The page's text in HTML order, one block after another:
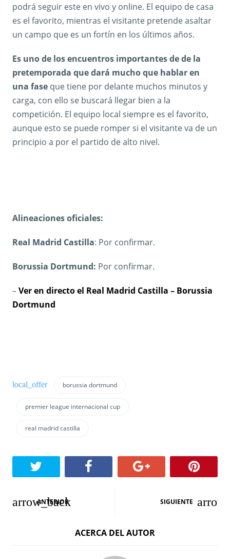
podrá seguir este en vivo y online. El equipo de casa
es el favorito, mientras el visitante pretende asaltar
un campo que es un fortín en los últimos años.
Es uno de los encuentros importantes de de la
pretemporada que dará mucho que hablar en
una fase que tiene por delante muchos minutos y
carga, con ello se buscará llegar bien a la
competición. El equipo local siempre es el favorito,
aunque esto se puede romper si el visitante va de un
principio a por el partido de alto nivel.
Alineaciones oficiales:
Real Madrid Castilla: Por confirmar.
Borussia Dortmund: Por confirmar.
–Ver en directo el Real Madrid Castilla – Borussia
Dortmund
borussia dortmund
premier league internacional cup
real madrid castilla
N
ANTERIOR SIGUIENTE
ACERCA DEL AUTOR